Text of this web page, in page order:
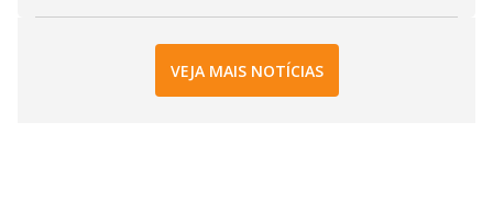
VEJA MAIS NOTÍCIAS